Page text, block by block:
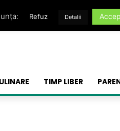
TIMP LIBER
Refuz Detalii